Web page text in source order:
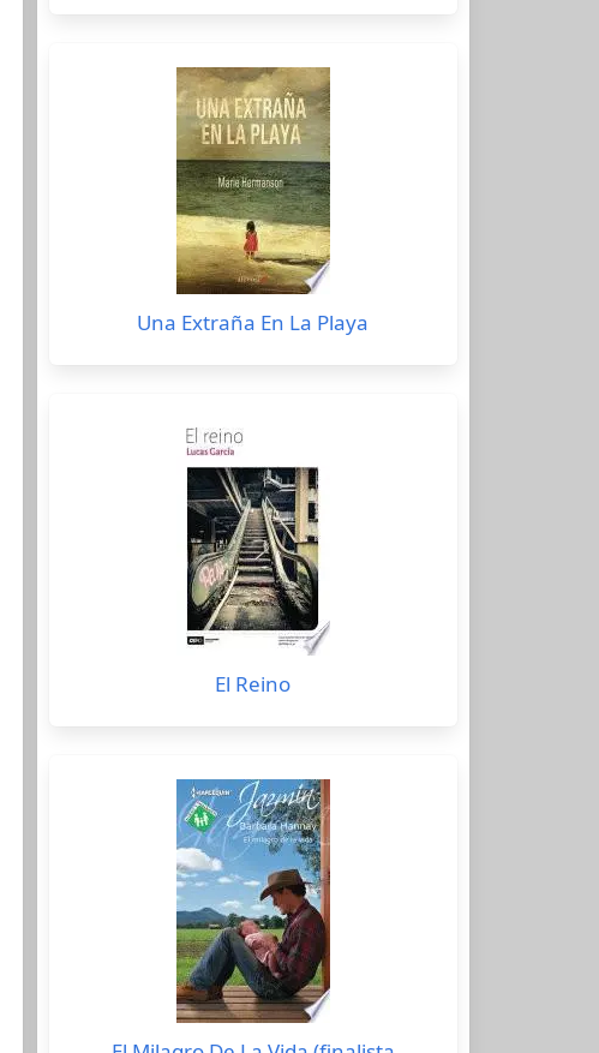
Una Extraña En La Playa
El Reino